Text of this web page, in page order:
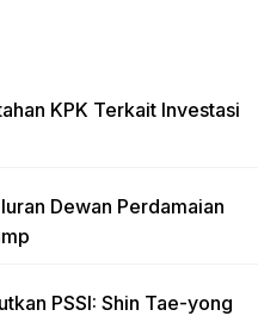
KPK Terkait Investasi
Dewan Perdamaian
PSSI: Shin Tae-yong